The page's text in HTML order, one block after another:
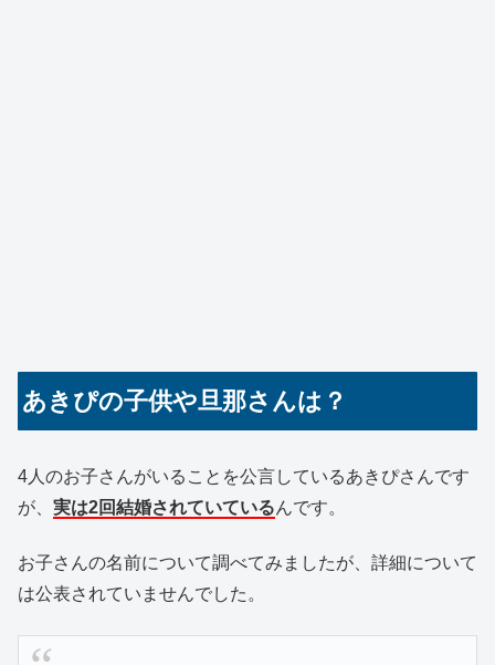
あきぴの子供や旦那さんは？
4人のお子さんがいることを公言しているあきぴさんです
が、 実は2回結婚されていているんです。
お子さんの名前について調べてみましたが、詳細について
は公表されていませんでした。